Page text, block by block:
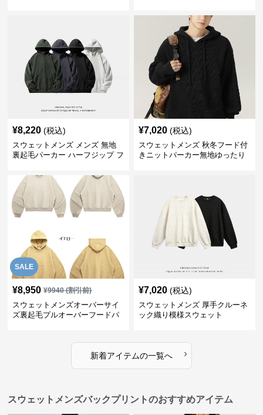
¥8,220 (税込)
スウェットメンズ メンズ 無地
裏起毛パーカー ハーフジップ フ
¥7,020 (税込)
スウェットメンズ 秋冬フード付
きニットパーカー無地ゆったり
SALE
¥8,950 ¥9940(割引前)
スウェットメンズオーバーサイ
ズ裏起毛プルオーバーフードパ
¥7,020 (税込)
スウェットメンズ 厚手クルーネ
ック織り模様スウェット
新着アイテムの一覧へ ›
スウェットメンズバックプリントのおすすめアイテム